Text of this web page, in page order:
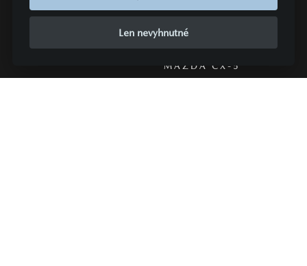
MAZDA2
MAZDA CX-30
MAZDA CX-5
Len nevyhnutné